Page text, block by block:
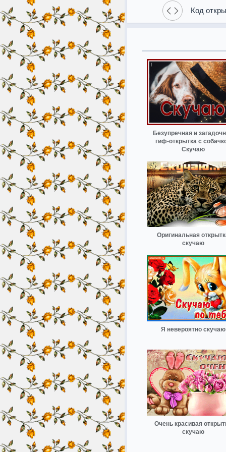
Код
Безупречная и
гиф-открытка с
Скучаю
Оригинальная
скучаю
Я невероятно скучаю
Очень красивая
скучаю